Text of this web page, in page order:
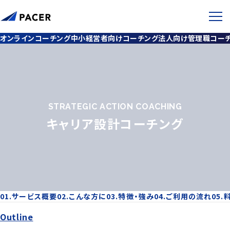
中小経営者向けコーチング
1on1ミーティング社内導入プログラム
オンラインコーチング中小経営者向けコーチング法人向け管理職コー
STRATEGIC ACTION COACHING
キャリア設計コーチング
サービス概要 こんな方に 特徴・強み ご利用の流れ
Outline